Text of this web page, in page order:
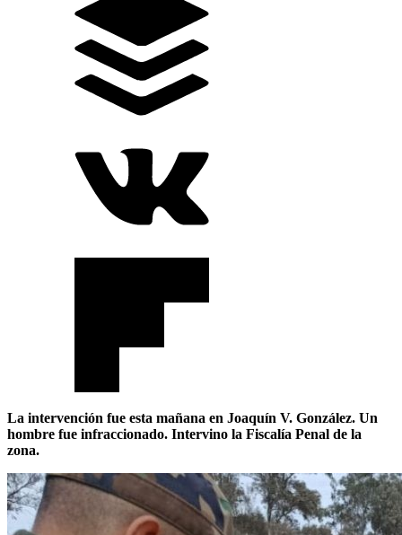
La intervención fue esta mañana en Joaquín V. González. Un
hombre fue infraccionado. Intervino la Fiscalía Penal de la
zona.